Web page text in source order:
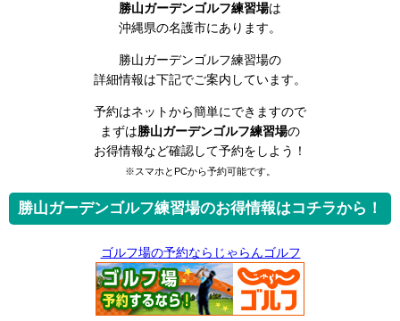
勝山ガーデンゴルフ練習場は
沖縄県の名護市にあります。
勝山ガーデンゴルフ練習場の
詳細情報は下記でご案内しています。
予約はネットから簡単にできますので
まずは勝山ガーデンゴルフ練習場の
お得情報など確認して予約をしよう！
※スマホとPCから予約可能です。
勝山ガーデンゴルフ練習場のお得情報はコチラから！
ゴルフ場の予約ならじゃらんゴルフ